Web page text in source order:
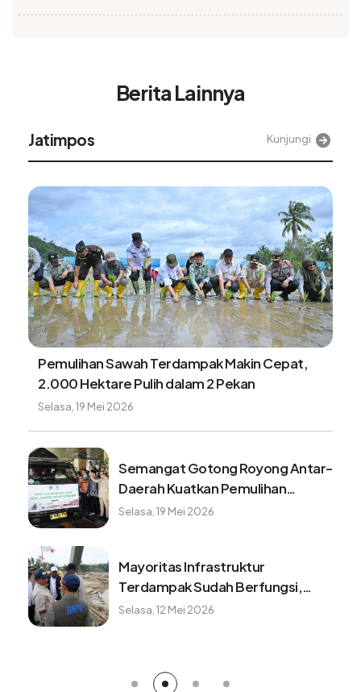
Berita Lainnya
Alinea Kunjungi
Dari tali baja ke jembatan perintis, akses aman
warga Desa Sikundo segera terwujud
Minggu, 9 Agustus 2026
Tangki BBM Hampir Kosong Bisa
Merusak Kendaran, Benarkah?
Minggu, 9 Agustus 2026
Benarkah minum kopi setiap pagi
baik untuk kesehatan? ini faktanya
Minggu, 9 Agustus 2026